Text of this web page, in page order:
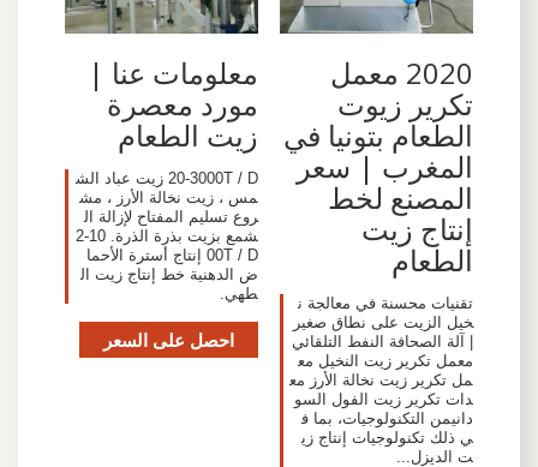
2020 معمل
تكرير زيوت
الطعام بتونيا في
المغرب | سعر
المصنع لخط
إنتاج زيت
الطعام
تقنيات محسنة في معالجة ن
خيل الزيت على نطاق صغير
| آلة الصحافة النفط التلقائي
معمل تكرير زيت النخيل مع
مل تكرير زيت نخالة الأرز مع
دات تكرير زيت الفول السو
دانيمن التكنولوجيات، بما ف
ي ذلك تكنولوجيات إنتاج زي
ت الديزل...
معلومات عنا |
مورد معصرة
زيت الطعام
20-3000T / D زيت عباد الش
مس ، زيت نخالة الأرز ، مش
روع تسليم المفتاح لإزالة ال
شمع بزيت بذرة الذرة. 10-2
00T / D إنتاج أسترة الأحما
ض الدهنية خط إنتاج زيت ال
طهي.
احصل على السعر